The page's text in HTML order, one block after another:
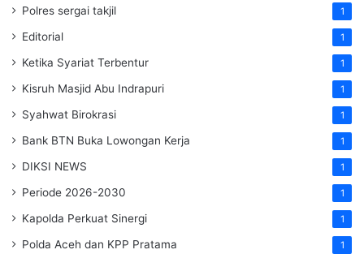
Polres sergai takjil 1
Editorial 1
Ketika Syariat Terbentur 1
Kisruh Masjid Abu Indrapuri 1
Syahwat Birokrasi 1
Bank BTN Buka Lowongan Kerja 1
DIKSI NEWS 1
Periode 2026-2030 1
Kapolda Perkuat Sinergi 1
Polda Aceh dan KPP Pratama 1